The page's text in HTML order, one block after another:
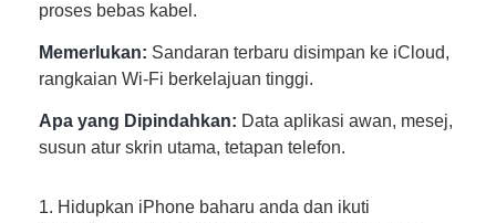
proses bebas kabel.
Memerlukan: Sandaran terbaru disimpan ke iCloud,
rangkaian Wi-Fi berkelajuan tinggi.
Apa yang Dipindahkan: Data aplikasi awan, mesej,
susun atur skrin utama, tetapan telefon.
1. Hidupkan iPhone baharu anda dan ikuti